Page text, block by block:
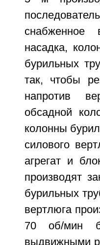
снабженное
насадка,
бурильных
так, чтобы
напротив
обсадной
колонны
силового
агрегат и
производят
бурильных
вертлюга
70 об/мин
выдвижными